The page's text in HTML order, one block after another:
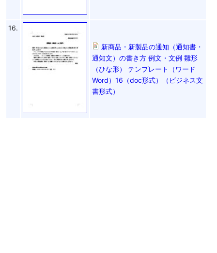
16.
新商品・新製品の通知（通知書・
通知文）の書き方 例文・文例 雛形
（ひな形） テンプレート（ワード
Word）16（doc形式）（ビジネス文
書形式）